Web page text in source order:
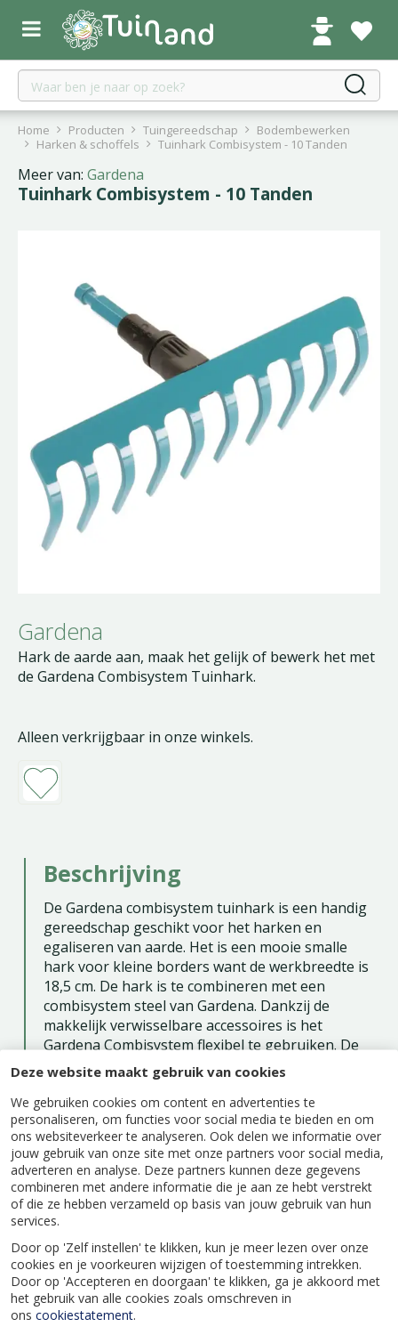
Deze website maakt gebruik van cookies
We gebruiken cookies om content en advertenties te
personaliseren, om functies voor social media te bieden en om
ons websiteverkeer te analyseren. Ook delen we informatie over
jouw gebruik van onze site met onze partners voor social media,
adverteren en analyse. Deze partners kunnen deze gegevens
combineren met andere informatie die je aan ze hebt verstrekt
of die ze hebben verzameld op basis van jouw gebruik van hun
services.
Door op 'Zelf instellen' te klikken, kun je meer lezen over onze
cookies en je voorkeuren wijzigen of toestemming intrekken.
Door op 'Accepteren en doorgaan' te klikken, ga je akkoord met
het gebruik van alle cookies zoals omschreven in
ons cookiestatement.
r
Home Producten Tuingereedschap
Bodembewerken
Harken & schoffels
Tuinhark Combisystem - 10 Tanden
Meer van: Gardena
Tuinhark Combisystem - 10 Tanden
Gardena
Hark de aarde aan, maak het gelijk of bewerk het met
de Gardena Combisystem Tuinhark.
Alleen verkrijgbaar in onze winkels.
Beschrijving
De Gardena combisystem tuinhark is een handig
gereedschap geschikt voor het harken en
egaliseren van aarde. Het is een mooie smalle
hark voor kleine borders want de werkbreedte is
18,5 cm. De hark is te combineren met een
combisystem steel van Gardena. Dankzij de
makkelijk verwisselbare accessoires is het
Gardena Combisystem flexibel te gebruiken. De
hark kan met alle stelen van het Gardena
Comisystem gecombineerd worden. Je bevestigt
de hark door deze op de steel te schuiven en vast
te schroeven. Voor deze hark is een steel met een
lengte van150 cmaan te raden. Het hangt wel af
van je lichaamslengte.
De hark is gemaakt van hoogwaardig staal en de
Duroplast coating beschermt optimaal tegen
corrosie en maakt de hark duurzaam.
Specificaties